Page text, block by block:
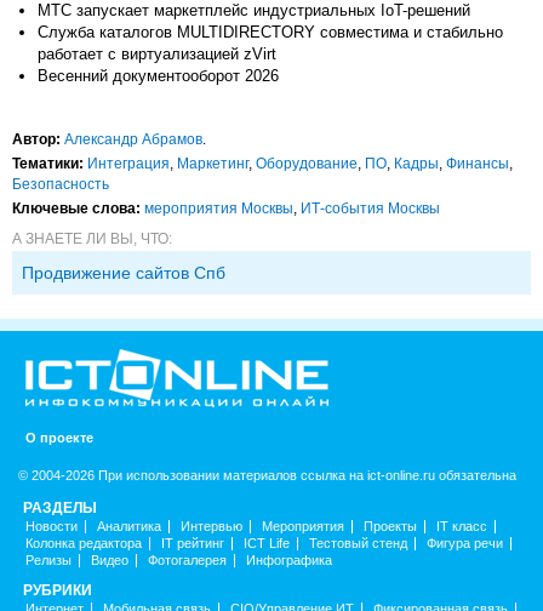
МТС запускает маркетплейс индустриальных IoT-решений
Служба каталогов MULTIDIRECTORY совместима и стабильно
работает с виртуализацией zVirt
Весенний документооборот 2026
Автор: Александр Абрамов.
Тематики: Интеграция, Маркетинг, Оборудование, ПО, Кадры, Финансы,
Безопасность
Ключевые слова: мероприятия Москвы, ИТ-события Москвы
А ЗНАЕТЕ ЛИ ВЫ, ЧТО:
Продвижение сайтов Спб
О проекте
© 2004-2026 При использовании материалов ссылка на ict-online.ru обязательна
РАЗДЕЛЫ
Новости Аналитика Интервью Мероприятия Проекты
IT класс
Колонка редактора
IT рейтинг ICT Life Тестовый стенд
Фигура речи
Релизы
Видео Фотогалерея Инфографика
РУБРИКИ